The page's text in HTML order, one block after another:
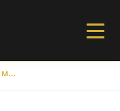
Як домінувати в соціальних мережах у 2025 році за допомогою топових SMM-інструментів Lionfollow